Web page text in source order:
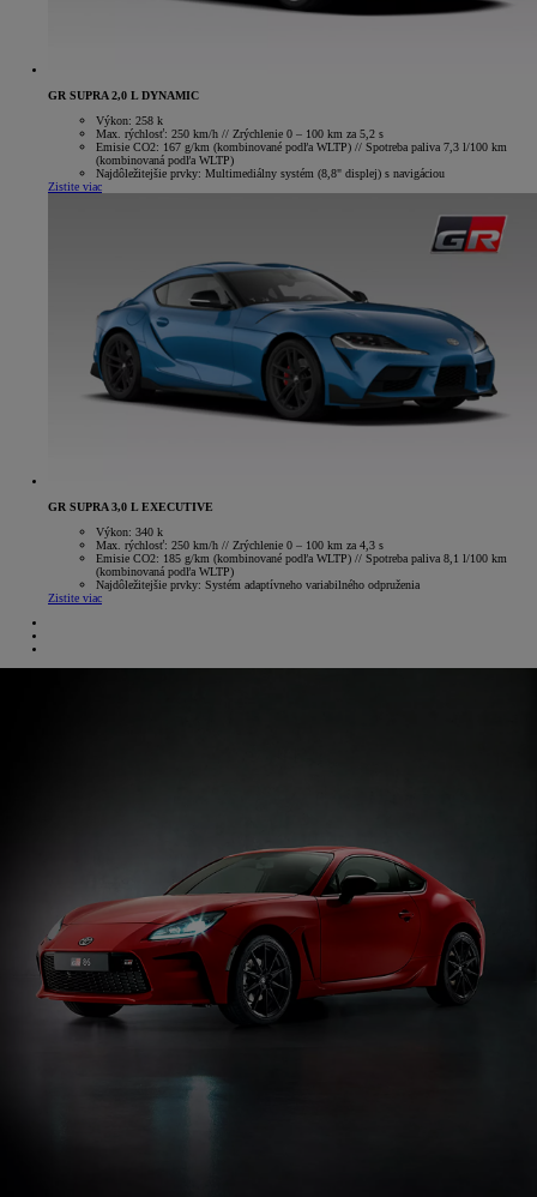
GR SUPRA 2,0 L DYNAMIC
Výkon: 258 k
Max. rýchlosť: 250 km/h // Zrýchlenie 0 – 100 km za 5,2 s
Emisie CO2: 167 g/km (kombinované podľa WLTP) // Spotreba paliva 7,3 l/100 km
(kombinovaná podľa WLTP)
Najdôležitejšie prvky: Multimediálny systém (8,8" displej) s navigáciou
Zistite viac
GR SUPRA 3,0 L EXECUTIVE
Výkon: 340 k
Max. rýchlosť: 250 km/h // Zrýchlenie 0 – 100 km za 4,3 s
Emisie CO2: 185 g/km (kombinované podľa WLTP) // Spotreba paliva 8,1 l/100 km
(kombinovaná podľa WLTP)
Najdôležitejšie prvky: Systém adaptívneho variabilného odpruženia
Zistite viac